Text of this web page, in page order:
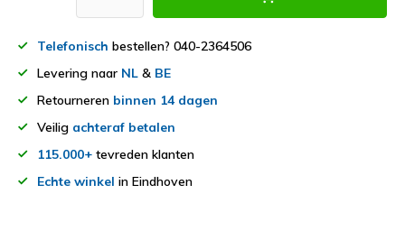
Telefonisch bestellen? 040-2364506
Levering naar NL & BE
Retourneren binnen 14 dagen
Veilig achteraf betalen
115.000+ tevreden klanten
Echte winkel in Eindhoven